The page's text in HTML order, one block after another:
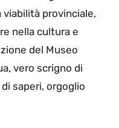
viabilità provinciale,
nella cultura e
del Museo
vero scrigno di
saperi, orgoglio